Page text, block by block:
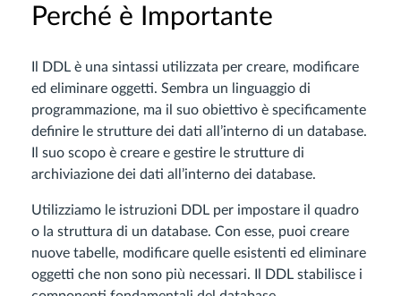
Perché è Importante
Il DDL è una sintassi utilizzata per creare, modificare
ed eliminare oggetti. Sembra un linguaggio di
programmazione, ma il suo obiettivo è specificamente
definire le strutture dei dati all’interno di un database.
Il suo scopo è creare e gestire le strutture di
archiviazione dei dati all’interno dei database.
Utilizziamo le istruzioni DDL per impostare il quadro
o la struttura di un database. Con esse, puoi creare
nuove tabelle, modificare quelle esistenti ed eliminare
oggetti che non sono più necessari. Il DDL stabilisce i